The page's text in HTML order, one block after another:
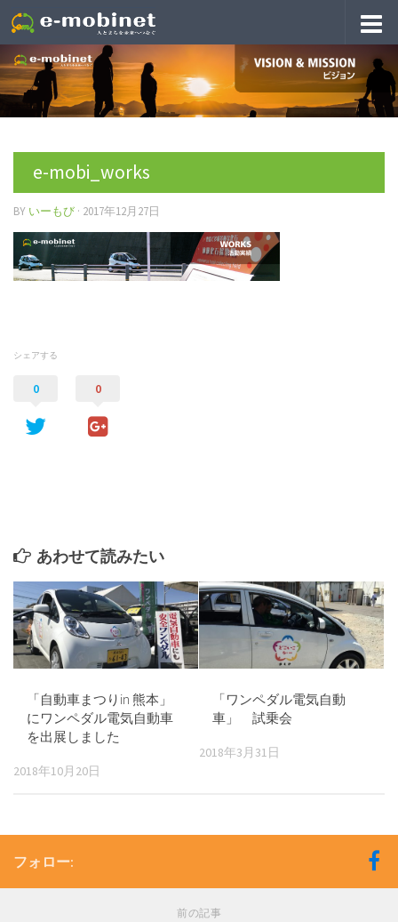
e-mobi_works
BY いーもび · 2017年12月27日
シェアする
0 0
あわせて読みたい
「自動車まつりin 熊本」
にワンペダル電気自動車
を出展しました
2018年10月20日
「ワンペダル電気自動
車」 試乗会
2018年3月31日
フォロー:
前の記事